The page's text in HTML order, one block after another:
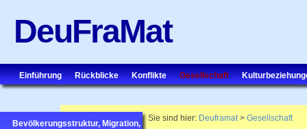
DeuFraMat
Einführung Rückblicke Konflikte Gesellschaft
Bevölkerungsstruktur, Migration,
Sie sind hier: Deuframat> Gesellschaft